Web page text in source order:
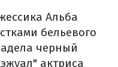
Альба
бельевого
черный
актриса